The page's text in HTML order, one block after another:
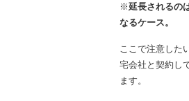
※延長されるの
なるケース。
ここで注意した
宅会社と契約し
ます。